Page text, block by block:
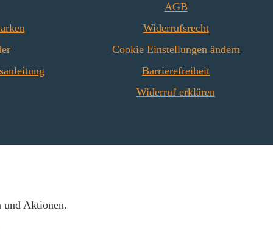
AGB
Widerrufsrecht
Cookie Einstellungen ändern
Barrierefreiheit
Widerruf erklären
und Aktionen.